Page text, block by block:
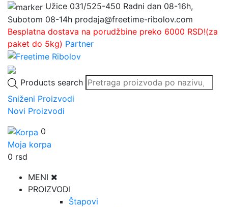
Užice 031/525-450 Radni dan 08-16h,
Subotom 08-14h prodaja@freetime-ribolov.com
Besplatna dostava na porudžbine preko 6000 RSD!(za
paket do 5kg) Partner
Products search
Sniženi Proizvodi
Novi Proizvodi
0
Moja korpa
0 rsd
MENI
PROIZVODI
Štapovi